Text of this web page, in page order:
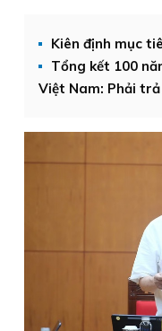
Kiên định mục
Tổng kết 100
Việt Nam: Phải